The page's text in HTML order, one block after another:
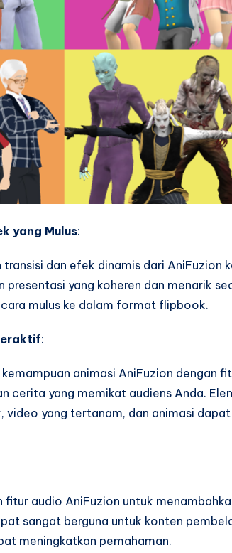
yang Mulus:
transisi dan efek dinamis dari AniFuzion
presentasi yang koheren dan menarik
mulus ke dalam format flipbook.
:
kemampuan animasi AniFuzion dengan
cerita yang memikat audiens Anda.
video yang tertanam, dan animasi
fitur audio AniFuzion untuk
sangat berguna untuk konten
meningkatkan pemahaman.